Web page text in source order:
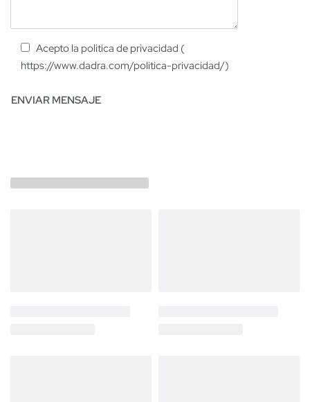
Acepto la politica de privacidad (
https://www.dadra.com/politica-privacidad/)